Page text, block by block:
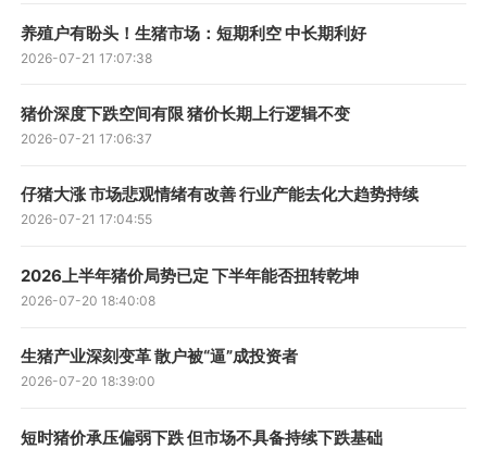
养殖户有盼头！生猪市场：短期利空 中长期利好
2026-07-21 17:07:38
猪价深度下跌空间有限 猪价长期上行逻辑不变
2026-07-21 17:06:37
仔猪大涨 市场悲观情绪有改善 行业产能去化大趋势持续
2026-07-21 17:04:55
2026上半年猪价局势已定 下半年能否扭转乾坤
2026-07-20 18:40:08
生猪产业深刻变革 散户被“逼”成投资者
2026-07-20 18:39:00
短时猪价承压偏弱下跌 但市场不具备持续下跌基础